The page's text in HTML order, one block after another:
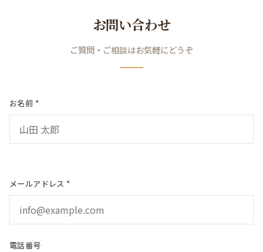
お問い合わせ
ご質問・ご相談はお気軽にどうぞ
お名前 *
メールアドレス *
電話番号